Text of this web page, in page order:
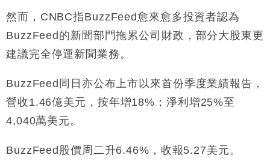
然而，CNBC指BuzzFeed愈來愈多投資者認為
BuzzFeed的新聞部門拖累公司財政，部分大股東更
建議完全停運新聞業務。
BuzzFeed同日亦公布上市以來首份季度業績報告，
營收1.46億美元，按年增18%；淨利增25%至
4,040萬美元。
BuzzFeed股價周二升6.46%，收報5.27美元。